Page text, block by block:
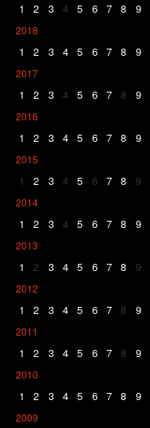
1 2 3 4 5 6 7 8 9
2018
1 2 3 4 5 6 7 8 9
2017
1 2 3 4 5 6 7 8 9
2016
1 2 3 4 5 6 7 8 9
2015
1 2 3 4 5 6 7 8 9
2014
1 2 3 4 5 6 7 8 9
2013
1 2 3 4 5 6 7 8 9
2012
1 2 3 4 5 6 7 8 9
2011
1 2 3 4 5 6 7 8 9
2010
1 2 3 4 5 6 7 8 9
2009